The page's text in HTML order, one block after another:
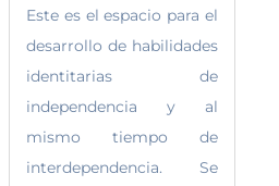
Este es el espacio para el
desarrollo de habilidades
identitarias de
independencia y al
mismo tiempo de
interdependencia. Se